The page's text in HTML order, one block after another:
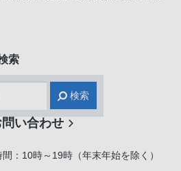
索
検索
い合わせ
：10時～19時（年末年始を除く）